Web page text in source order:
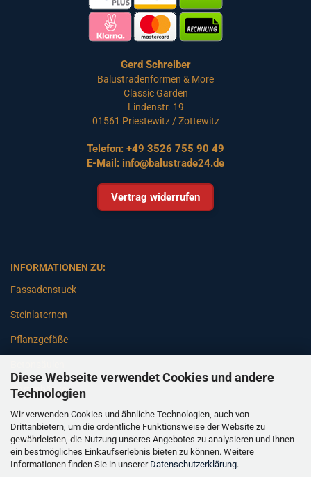
Diese Webseite verwendet Cookies und andere
Technologien
Wir verwenden Cookies und ähnliche Technologien, auch von
Drittanbietern, um die ordentliche Funktionsweise der Website zu
gewährleisten, die Nutzung unseres Angebotes zu analysieren und Ihnen
ein bestmögliches Einkaufserlebnis bieten zu können. Weitere
Informationen finden Sie in unserer Datenschutzerklärung.
Gerd Schreiber
Balustradenformen & More
Classic Garden
Lindenstr. 19
01561 Priestewitz / Zottewitz
Telefon: +49 3526 755 90 49
E-Mail: info@balustrade24.de
Vertrag widerrufen
INFORMATIONEN ZU:
Fassadenstuck
Steinlaternen
Pflanzgefäße
Gartenbänke
Pfeiler
Gartenbrunnen
Gartenfiguren